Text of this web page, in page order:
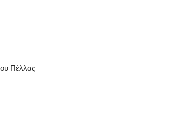
Πέλλας